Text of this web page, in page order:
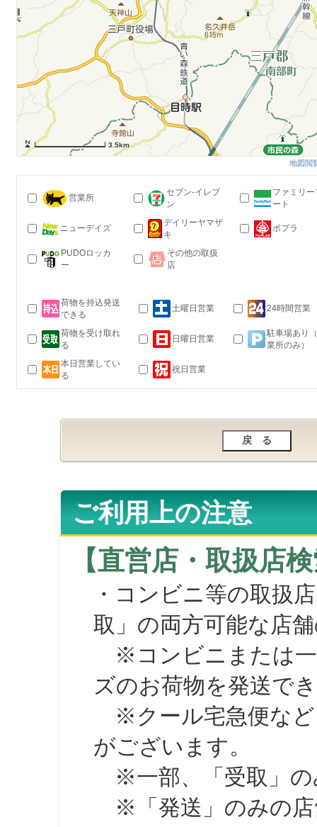
3.5km
地図閲
営業所
セブン-イレブ
ン
ファミリー
ート
ニューデイズ
デイリーヤマザ
キ
ポプラ
PUDOロッカ
ー
その他の取扱
店
荷物を持込発送
できる
土曜日営業 24時間営業
荷物を受け取れ
る
日曜日営業
駐車場あり
業所のみ）
本日営業してい
る
祝日営業
ご利用上の注意
【直営店・取扱店
・コンビニ等の取扱
取」の両方可能な店
※コンビニまたは一
ズのお荷物を発送で
※クール宅急便など
がございます。
※一部、「受取」の
※「発送」のみの店